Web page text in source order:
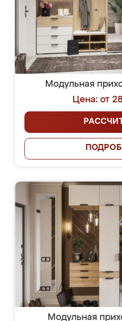
Модульная
Цена: от
Модульная